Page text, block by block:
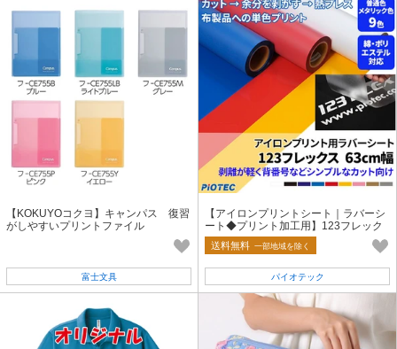
【KOKUYOコクヨ】キャンパス 復習
がしやすいプリントファイル
富士文具
【アイロンプリントシート｜ラバーシ
ート◆プリント加工用】123フレック
ス 63cm幅
送料無料 一部地域を除く
パイオテック